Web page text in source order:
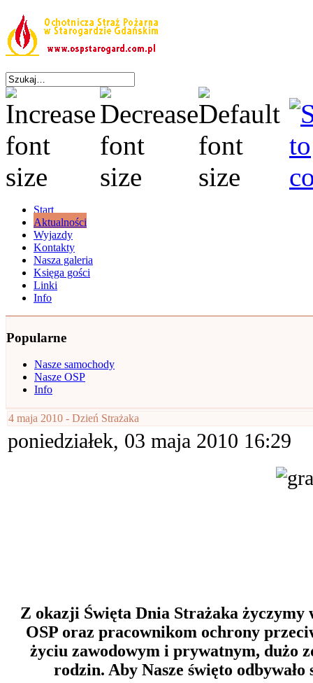
Start
Aktualności
Wyjazdy
Kontakty
Nasza galeria
Księga gości
Linki
Info
Popularne
Nasze samochody
Nasze OSP
Info
4 maja 2010 - Dzień Strażaka
poniedziałek, 03 maja 2010 16:29
Z okazji Święta Dnia Strażaka życzymy
OSP oraz pracownikom ochrony
życiu zawodowym i prywatnym, dużo
rodzin. Aby Nasze święto